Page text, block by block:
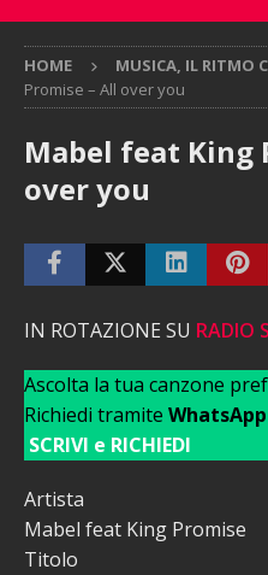
HOME MUSICA, IL RITMO
Promise – All over you
Mabel feat King
over you
IN ROTAZIONE SU RADIO
Ascolta la tua canzone
Richiedi tramite WhatsApp
SCRIVI e RICHIEDI
Artista
Mabel feat King Promise
Titolo